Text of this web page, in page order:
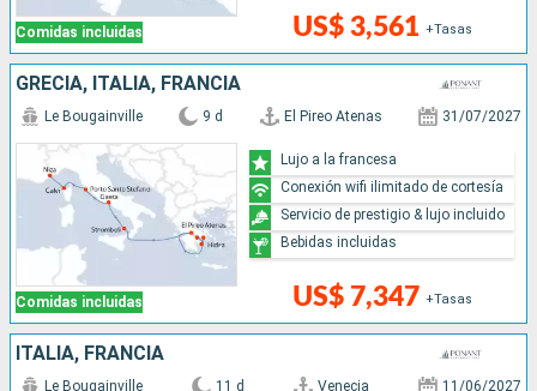
Comidas incluidas US$ 3,561 +Tasas
GRECIA, ITALIA, FRANCIA
Comidas incluidas
Le Bougainville 9 d El Pireo Atenas 31/07/2027
US$ 7,347 +Tasas
Lujo a la francesa
Conexión wifi ilimitado de cortesía
Servicio de prestigio & lujo incluido
Bebidas incluidas
ITALIA, FRANCIA
Le Bougainville 11 d Venecia 11/06/2027